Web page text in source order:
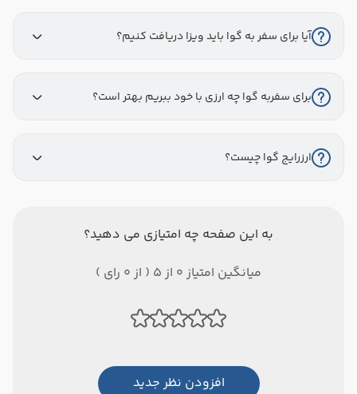
آیا برای سفر به گوا باید ویزا دریافت کنیم؟
برای سفربه گوا چه ارزی با خود ببریم بهتر است؟
ارزرایج گوا چیست؟
به این صفحه چه امتیازی می دهید؟
میانگین امتیاز 0 از 5 ( از 0 رای )
افزودن نظر جدید